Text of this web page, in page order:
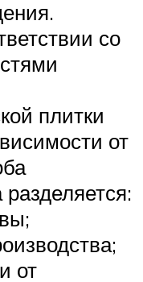
со
плитки
от
от